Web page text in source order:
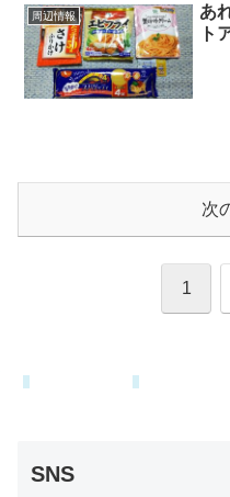
周辺情報
あ
ト
次
1
SNS